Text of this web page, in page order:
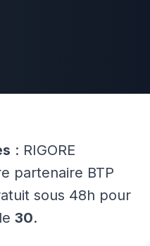
: RIGORE
partenaire BTP
sous 48h pour
30.